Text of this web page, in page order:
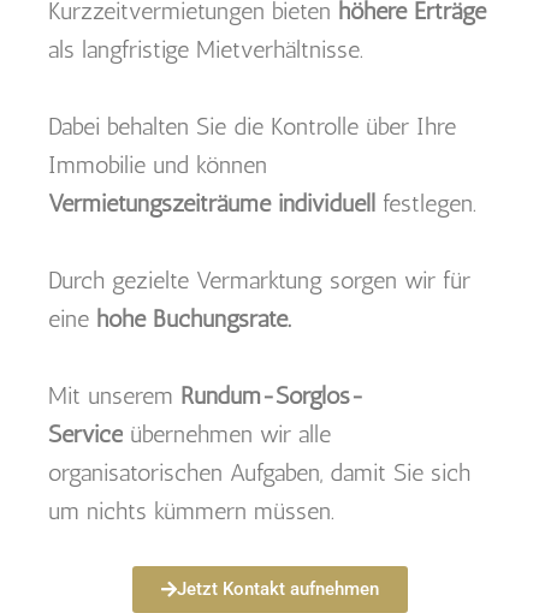
Kurzzeitvermietungen bieten höhere Erträge
als langfristige Mietverhältnisse.
Dabei behalten Sie die Kontrolle über Ihre
Immobilie und können
Vermietungszeiträume individuell festlegen.
Durch gezielte Vermarktung sorgen wir für
eine hohe Buchungsrate.
Mit unserem Rundum-Sorglos-
Service übernehmen wir alle
organisatorischen Aufgaben, damit Sie sich
um nichts kümmern müssen.
Jetzt Kontakt aufnehmen